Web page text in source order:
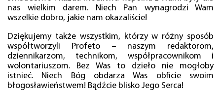
nas wielkim darem. Niech Pan wynagrodzi Wam
wszelkie dobro, jakie nam okazaliście!
Dziękujemy także wszystkim, którzy w różny sposób
współtworzyli Profeto – naszym redaktorom,
dziennikarzom, technikom, współpracownikom i
wolontariuszom. Bez Was to dzieło nie mogłoby
istnieć. Niech Bóg obdarza Was obficie swoim
błogosławieństwem! Bądźcie blisko Jego Serca!